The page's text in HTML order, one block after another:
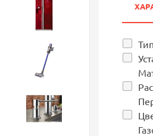
Бытовая техника
Аксессуары